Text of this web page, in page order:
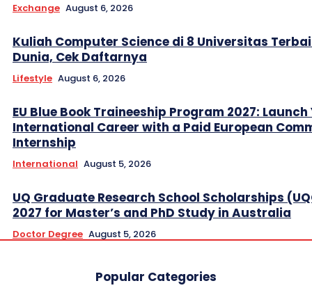
Exchange August 6, 2026
Kuliah Computer Science di 8 Universitas
Dunia, Cek Daftarnya
Lifestyle August 6, 2026
EU Blue Book Traineeship Program 2027: Launch
International Career with a Paid European
Internship
International August 5, 2026
UQ Graduate Research School Scholarships
2027 for Master’s and PhD Study in Australia
Doctor Degree August 5, 2026
Popular Categories